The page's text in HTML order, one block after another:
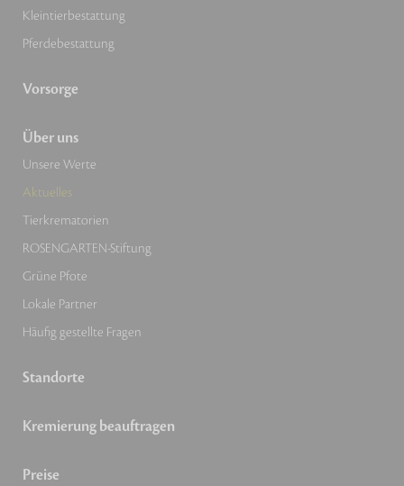
Kleintierbestattung
Pferdebestattung
Vorsorge
Über uns
Unsere Werte
Aktuelles
Tierkrematorien
ROSENGARTEN-Stiftung
Grüne Pfote
Lokale Partner
Häufig gestellte Fragen
Standorte
Kremierung beauftragen
Preise